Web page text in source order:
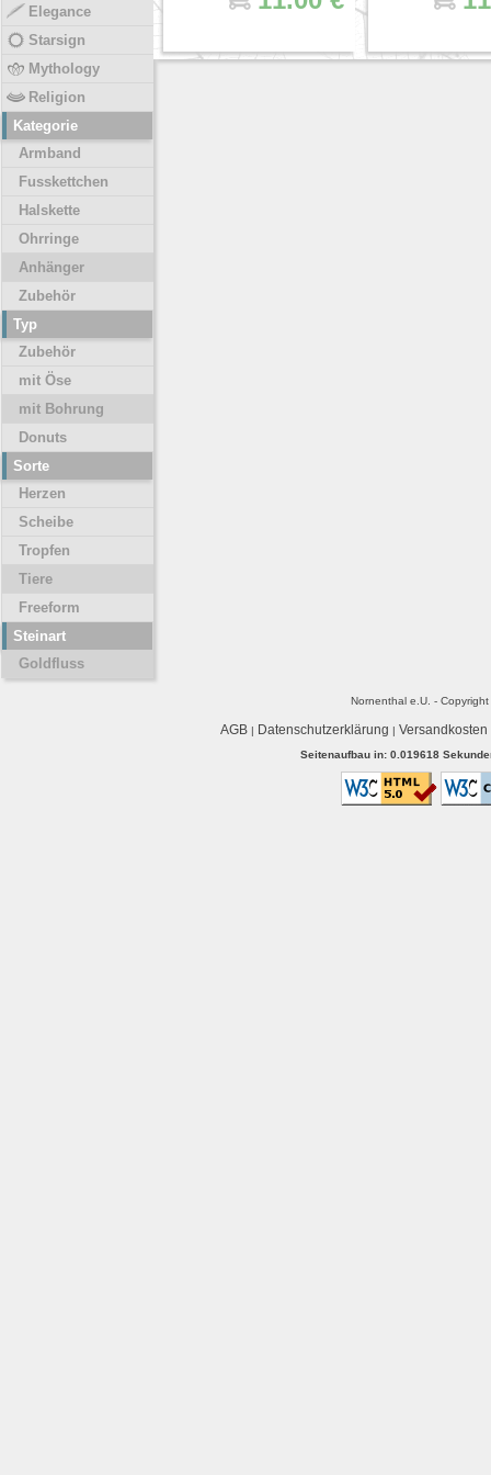
Elegance
Starsign
Mythology
Religion
Kategorie
Armband
Fusskettchen
Halskette
Ohrringe
Anhänger
Zubehör
Typ
Zubehör
mit Öse
mit Bohrung
Donuts
Sorte
Herzen
Scheibe
Tropfen
Tiere
Freeform
Steinart
Goldfluss
Nornenthal e.U. -
AGB| Datenschutzerklärung | Versandkosten
Seitenaufbau in: 0.019618